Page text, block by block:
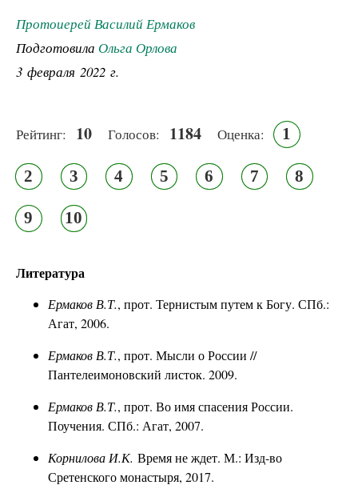
Протоиерей Василий Ермаков
Подготовила Ольга Орлова
3 февраля 2022 г.
Рейтинг: 10 Голосов: 1184 Оценка: 1
2 3 4 5 6 7 8
9 10
Литература
Ермаков В.Т., прот. Тернистым путем к Богу. СПб.:
Агат, 2006.
Ермаков В.Т., прот. Мысли о России //
Пантелеимоновский листок. 2009.
Ермаков В.Т., прот. Во имя спасения России.
Поучения. СПб.: Агат, 2007.
Корнилова И.К. Время не ждет. М.: Изд-во
Сретенского монастыря, 2017.